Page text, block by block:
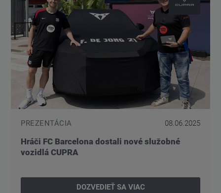
PREZENTÁCIA 08.06.2025
Hráči FC Barcelona dostali nové služobné
vozidlá CUPRA
DOZVEDIEŤ SA VIAC